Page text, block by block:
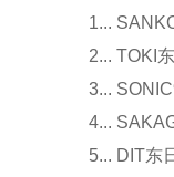
1...
2... TOKI
3...
4...
5... DIT东